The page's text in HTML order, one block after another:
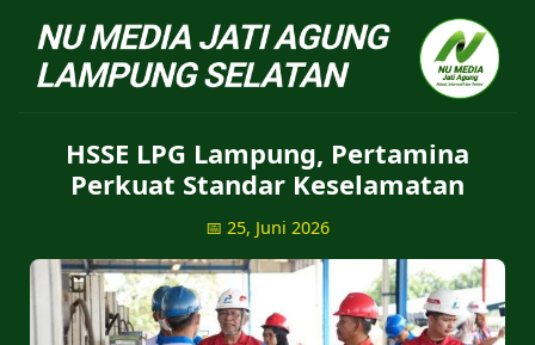
NU Jatiagung - Situs
HSSE LPG Lampung, Pertamina
Perkuat Standar Keselamatan
📅 25, Juni 2026